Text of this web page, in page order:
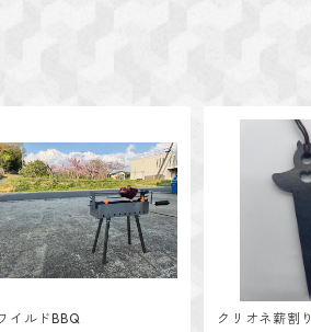
イルドBBQ クリオネ薪割り